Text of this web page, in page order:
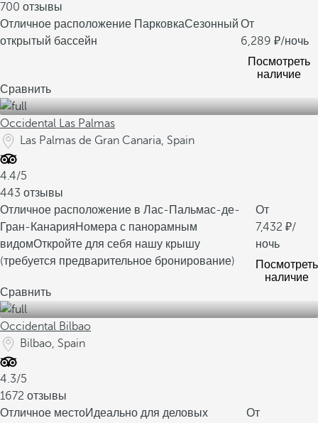
700 отзывы
Отличное расположение ПарковкаСезонный
открытый бассейн
От
6,289
/ночь
Посмотреть
наличие
Сравнить
Occidental Las Palmas
Las Palmas de Gran Canaria, Spain
4.4/5
443 отзывы
Отличное расположение в Лас-Пальмас-де-
Гран-КанарияНомера с панорамным
видомОткройте для себя нашу крышу
(требуется предварительное бронирование)
От
7,432
/
ночь
Посмотреть
наличие
Сравнить
Occidental Bilbao
Bilbao, Spain
4.3/5
1672 отзывы
Отличное местоИдеально для деловых
От